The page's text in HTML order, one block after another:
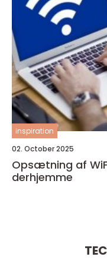
inspiration
02. October 2025
Opsætning af
derhjemme